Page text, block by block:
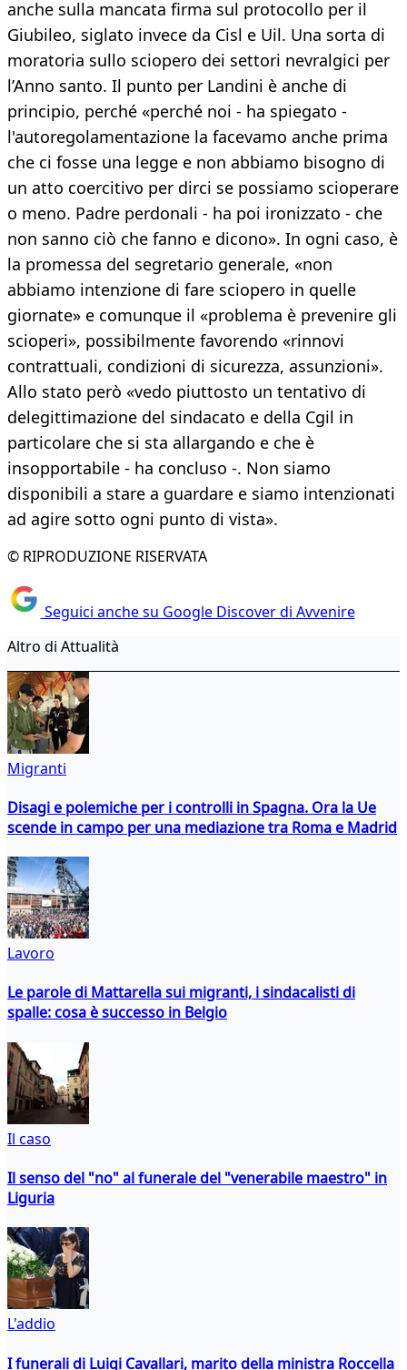
anche sulla mancata firma sul protocollo per il
Giubileo, siglato invece da Cisl e Uil. Una sorta di
moratoria sullo sciopero dei settori nevralgici per
l’Anno santo. Il punto per Landini è anche di
principio, perché «perché noi - ha spiegato -
l'autoregolamentazione la facevamo anche prima
che ci fosse una legge e non abbiamo bisogno di
un atto coercitivo per dirci se possiamo scioperare
o meno. Padre perdonali - ha poi ironizzato - che
non sanno ciò che fanno e dicono». In ogni caso, è
la promessa del segretario generale, «non
abbiamo intenzione di fare sciopero in quelle
giornate» e comunque il «problema è prevenire gli
scioperi», possibilmente favorendo «rinnovi
contrattuali, condizioni di sicurezza, assunzioni».
Allo stato però «vedo piuttosto un tentativo di
delegittimazione del sindacato e della Cgil in
particolare che si sta allargando e che è
insopportabile - ha concluso -. Non siamo
disponibili a stare a guardare e siamo intenzionati
ad agire sotto ogni punto di vista».
© RIPRODUZIONE RISERVATA
Seguici anche su Google Discover di Avvenire
Altro di Attualità
Migranti
Disagi e polemiche per i controlli in Spagna. Ora la Ue
scende in campo per una mediazione tra Roma e Madrid
Lavoro
Le parole di Mattarella sui migranti, i sindacalisti di
spalle: cosa è successo in Belgio
Il caso
Il senso del "no" al funerale del "venerabile maestro" in
Liguria
L'addio
I funerali di Luigi Cavallari, marito della ministra Roccella